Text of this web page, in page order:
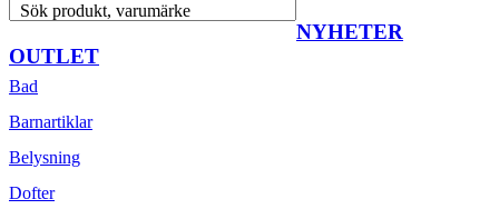
Sök produkt, varumärke
NYHETER
OUTLET
Bad
Barnartiklar
Belysning
Dofter